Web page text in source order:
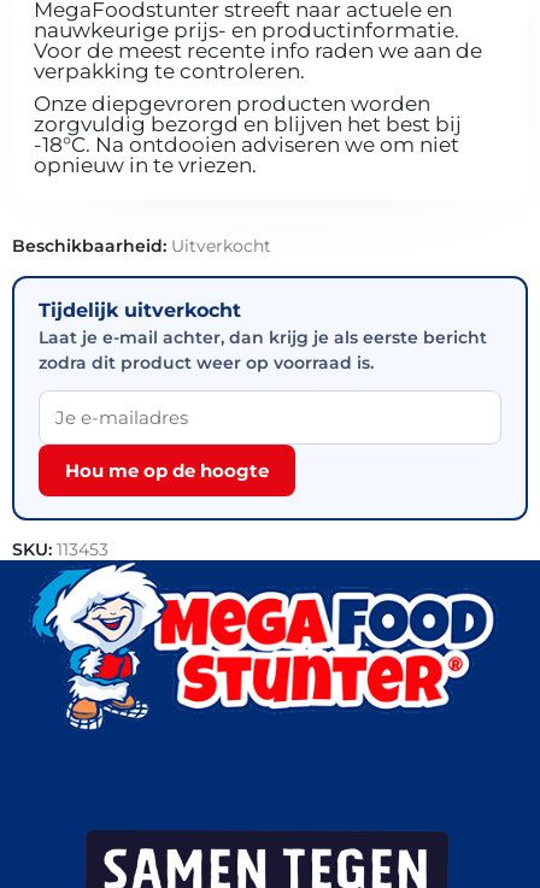
MegaFoodstunter streeft naar actuele en
nauwkeurige prijs- en productinformatie.
Voor de meest recente info raden we aan de
verpakking te controleren.
Onze diepgevroren producten worden
zorgvuldig bezorgd en blijven het best bij
-18°C. Na ontdooien adviseren we om niet
opnieuw in te vriezen.
Beschikbaarheid: Uitverkocht
Tijdelijk uitverkocht
Laat je e-mail achter, dan krijg je als eerste bericht
zodra dit product weer op voorraad is.
Hou me op de hoogte
SKU: 113453
Categorieën:Horeca groothandel